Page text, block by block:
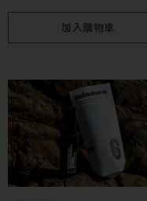
加入購物車